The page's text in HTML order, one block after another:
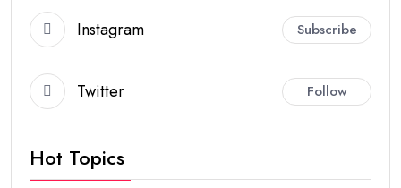
Instagram Subscribe
Twitter Follow
Hot Topics